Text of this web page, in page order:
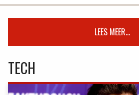
LEES MEER...
TECH